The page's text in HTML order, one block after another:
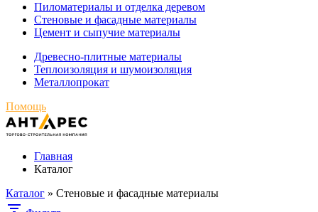
Пиломатериалы и отделка деревом
Стеновые и фасадные материалы
Цемент и сыпучие материалы
Древесно-плитные материалы
Теплоизоляция и шумоизоляция
Металлопрокат
Помощь
Главная
Каталог
Каталог » Стеновые и фасадные материалы